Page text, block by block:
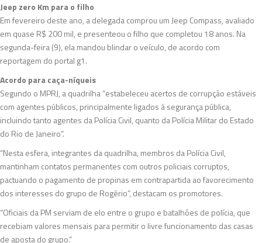
Jeep zero Km para o filho
Em fevereiro deste ano, a delegada comprou um Jeep Compass, avaliado
em quase R$ 200 mil, e presenteou o filho que completou 18 anos. Na
segunda-feira (9), ela mandou blindar o veículo, de acordo com
reportagem do portal g1.
Acordo para caça-níqueis
Segundo o MPRJ, a quadrilha “estabeleceu acertos de corrupção estáveis
com agentes públicos, principalmente ligados à segurança pública,
incluindo tanto agentes da Polícia Civil, quanto da Polícia Militar do Estado
do Rio de Janeiro”.
“Nesta esfera, integrantes da quadrilha, membros da Polícia Civil,
mantinham contatos permanentes com outros policiais corruptos,
pactuando o pagamento de propinas em contrapartida ao favorecimento
dos interesses do grupo de Rogério”, destacam os promotores.
“Oficiais da PM serviam de elo entre o grupo e batalhões de polícia, que
recebiam valores mensais para permitir o livre funcionamento das casas
de aposta do grupo.”